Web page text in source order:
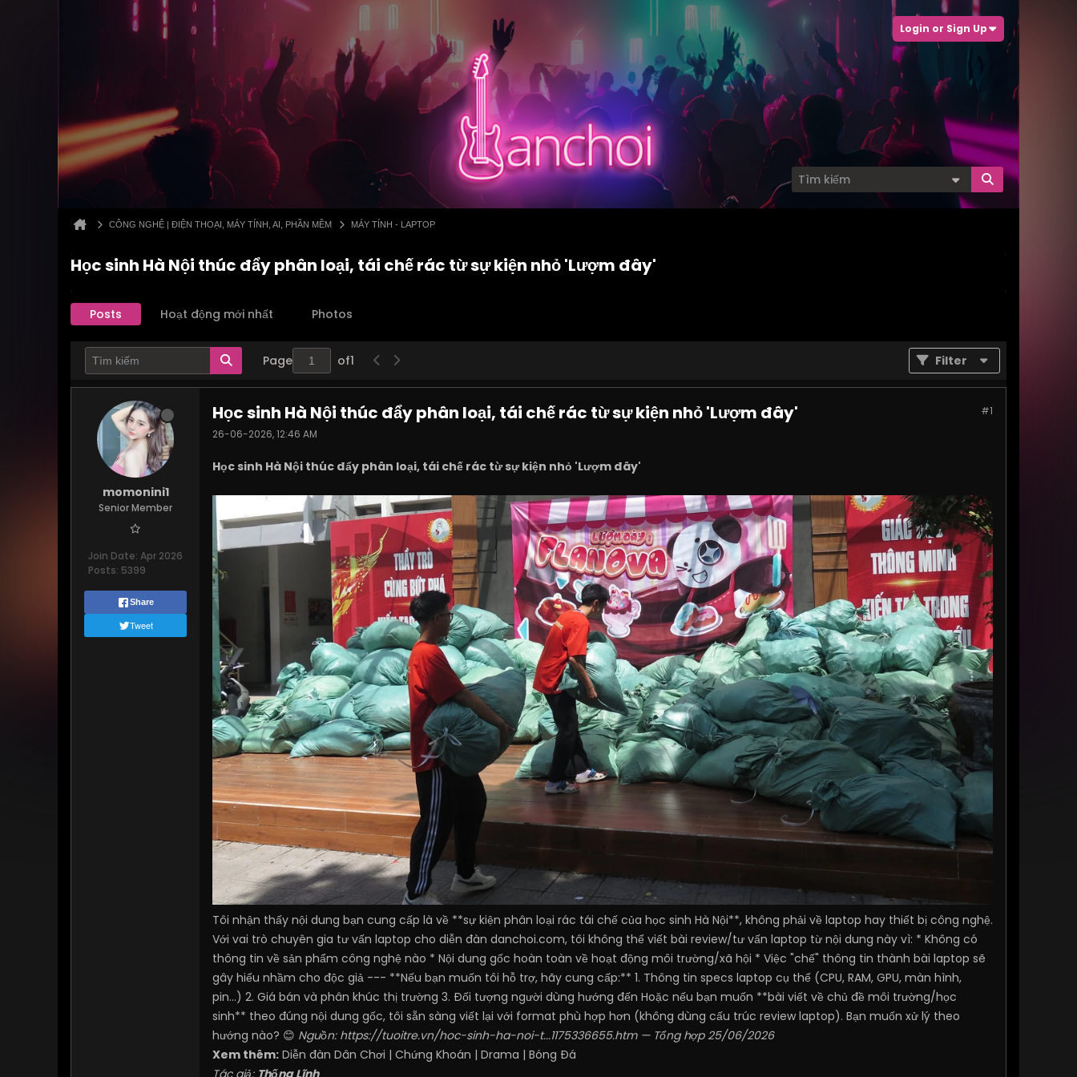
Login or Sign Up
CÔNG NGHỆ | ĐIỆN THOẠI, MÁY TÍNH, AI, PHẦN MỀM MÁY TÍNH - LAPTOP
Học sinh Hà Nội thúc đẩy phân loại, tái chế rác từ sự kiện nhỏ 'Lượm đây'
Posts Hoạt động mới nhất Photos
Page of1 Filter
momonini1
Senior Member
Join Date: Apr 2026
Posts: 5399
Share
Tweet
#1
Học sinh Hà Nội thúc đẩy phân loại, tái chế rác từ sự kiện nhỏ 'Lượm đây'
26-06-2026, 12:46 AM
Học sinh Hà Nội thúc đẩy phân loại, tái chế rác từ sự kiện nhỏ 'Lượm đây'
Tôi nhận thấy nội dung bạn cung cấp là về **sự kiện phân loại rác tái chế của học sinh Hà Nội**, không phải về laptop hay thiết bị công nghệ.
Với vai trò chuyên gia tư vấn laptop cho diễn đàn danchoi.com, tôi không thể viết bài review/tư vấn laptop từ nội dung này vì: * Không có
thông tin về sản phẩm công nghệ nào * Nội dung gốc hoàn toàn về hoạt động môi trường/xã hội * Việc "chế" thông tin thành bài laptop sẽ
gây hiểu nhầm cho độc giả --- **Nếu bạn muốn tôi hỗ trợ, hãy cung cấp:** 1. Thông tin specs laptop cụ thể (CPU, RAM, GPU, màn hình,
pin...) 2. Giá bán và phân khúc thị trường 3. Đối tượng người dùng hướng đến Hoặc nếu bạn muốn **bài viết về chủ đề môi trường/học
sinh** theo đúng nội dung gốc, tôi sẵn sàng viết lại với format phù hợp hơn (không dùng cấu trúc review laptop). Bạn muốn xử lý theo
hướng nào? 😊 Nguồn: https://tuoitre.vn/hoc-sinh-ha-noi-t...1175336655.htm— Tổng hợp 25/06/2026
Xem thêm: Diễn đàn Dân Chơi | Chứng Khoán | Drama | Bóng Đá